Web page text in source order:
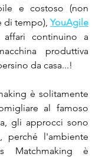
e costoso (non
di tempo), YouAgile
continuino a
produttiva
da casa...!
è solitamente
gli approcci sono
perché l'ambiente
Matchmaking è